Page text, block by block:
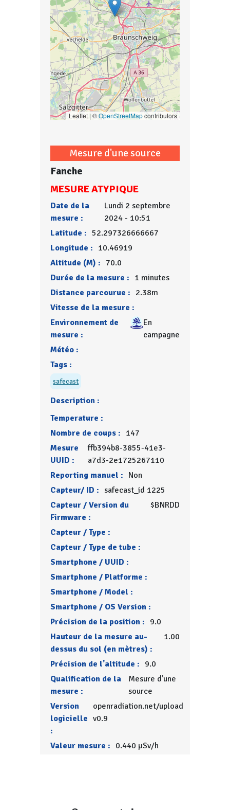
Leaflet | ©OpenStreetMapcontributors
Mesure d'une source
Fanche
MESURE ATYPIQUE
Date de la
mesure :
Lundi 2 septembre
2024 - 10:51
Latitude : 52.297326666667
Longitude : 10.46919
Altitude (M) : 70.0
Durée de la mesure : 1 minutes
Distance parcourue : 2.38m
Vitesse de la mesure :
Environnement de
mesure :
En
campagne
Météo :
Tags :
safecast
Description :
Temperature :
Nombre de coups : 147
Mesure
UUID :
ffb394b8-3855-41e3-
a7d3-2e1725267110
Reporting manuel : Non
Capteur/ ID : safecast_id 1225
Capteur / Version du
Firmware :
$BNRDD
Capteur / Type :
Capteur / Type de tube :
Smartphone / UUID :
Smartphone / Platforme :
Smartphone / Model :
Smartphone / OS Version :
Précision de la position : 9.0
Hauteur de la mesure au-
dessus du sol (en mètres) :
1.00
Précision de l'altitude : 9.0
Qualification de la
mesure :
Mesure d'une
source
Version
logicielle
:
openradiation.net/upload
v0.9
Valeur mesure : 0.440 µSv/h